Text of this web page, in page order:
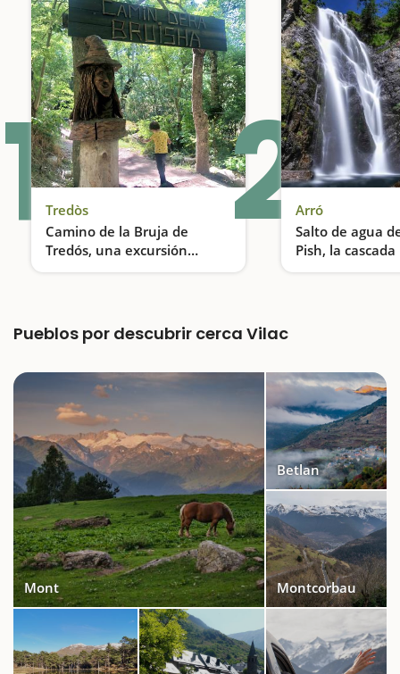
1Tredòs
Camino de la Bruja de
Tredós, una excursión
encantada
Una excursión ideal para hacer con niños
2Arró
Salto de agua
Pish, la cascada
espectacular
Pueblos por descubrir cerca Vilac
Mont
Betlan
Montcorbau